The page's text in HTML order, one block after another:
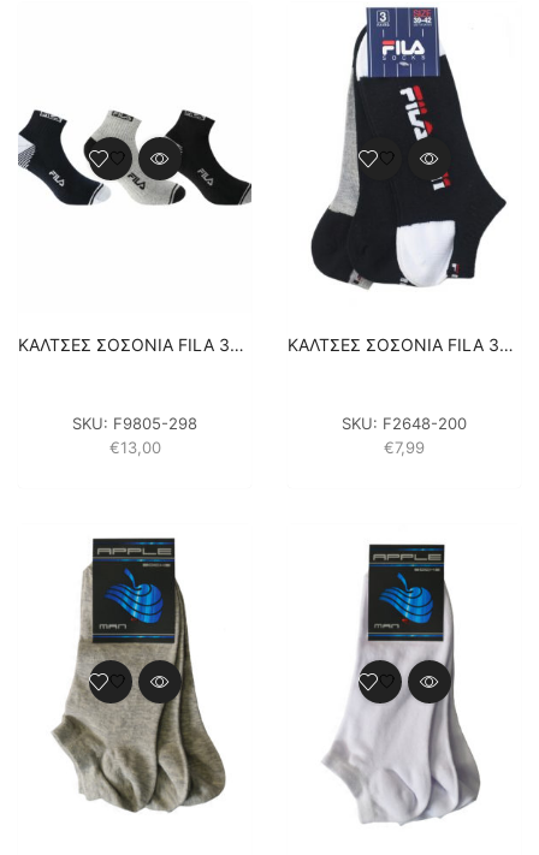
ΚΑΛΤΣΕΣ ΣΟΣΟΝΙΑ FILA 3PACK F9805-298 – ΜΑΥΡΟ
SKU: F9805-298
€13,00
ΚΑΛΤΣΕΣ ΣΟΣΟΝΙΑ FILA 3PACK F9100700 – ΜΑΥΡΟ/ΓΚΡΙ
SKU: F2648-200
€7,99